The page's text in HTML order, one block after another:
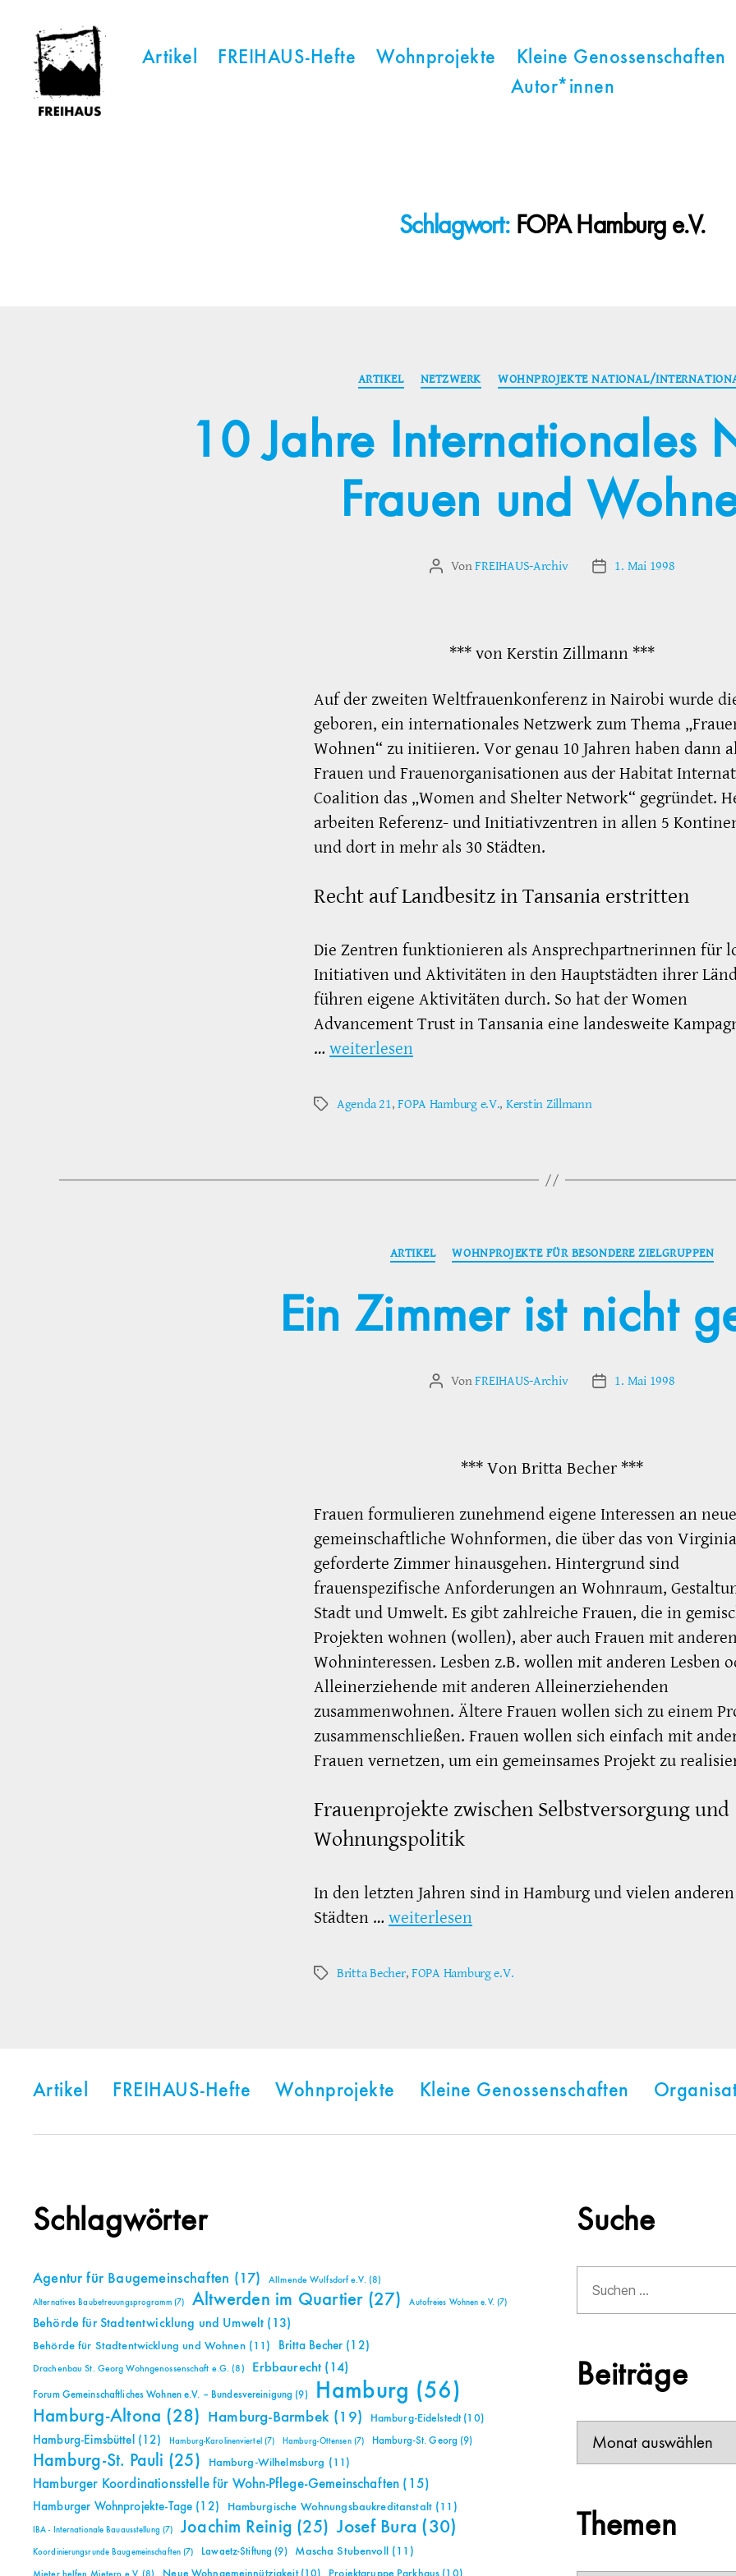
Artikel FREIHAUS-Hefte Wohnprojekte Kleine Genossenschaften
Autor*innen
Schlagwort: FOPA Hamburg e.V.
Kategorien
ARTIKEL NETZWERK WOHNPROJEKTE NATIONAL/
10 Jahre Internationales
Frauen und
Beitragsautor
VonFREIHAUS-Archiv Veröffentlichungsdatum
1. Mai 1998
*** von Kerstin Zillmann ***
Auf der zweiten Weltfrauenkonferenz in Nairobi wurde
geboren, ein internationales Netzwerk zum Thema
Wohnen“ zu initiieren. Vor genau 10 Jahren haben dann
Frauen und Frauenorganisationen aus der Habitat
Coalition das „Women and Shelter Network“ gegründet.
arbeiten Referenz- und Initiativzentren in allen 5
und dort in mehr als 30 Städten.
Recht auf Landbesitz in Tansania erstritten
Die Zentren funktionieren als Ansprechpartnerinnen für
Initiativen und Aktivitäten in den Hauptstädten ihrer
führen eigene Aktivitäten durch. So hat der Women
Advancement Trust in Tansania eine landesweite
… weiterlesen
Schlagwörter
Agenda 21,FOPA Hamburg e.V., Kerstin Zillmann
Kategorien
ARTIKEL WOHNPROJEKTE FÜR BESONDERE ZIELGRUPPEN
Ein Zimmer ist nicht
Beitragsautor
VonFREIHAUS-Archiv Veröffentlichungsdatum
1. Mai 1998
*** Von Britta Becher ***
Frauen formulieren zunehmend eigene Interessen an neue
gemeinschaftliche Wohnformen, die über das von
geforderte Zimmer hinausgehen. Hintergrund sind
frauenspezifische Anforderungen an Wohnraum,
Stadt und Umwelt. Es gibt zahlreiche Frauen, die in
Projekten wohnen (wollen), aber auch Frauen mit
Wohninteressen. Lesben z.B. wollen mit anderen Lesben
Alleinerziehende mit anderen Alleinerziehenden
zusammenwohnen. Ältere Frauen wollen sich zu einem
zusammenschließen. Frauen wollen sich einfach mit
Frauen vernetzen, um ein gemeinsames Projekt zu
Frauenprojekte zwischen Selbstversorgung und
Wohnungspolitik
In den letzten Jahren sind in Hamburg und vielen anderen
Städten … weiterlesen
Schlagwörter
Britta Becher, FOPA Hamburg e.V.
Artikel FREIHAUS-Hefte Wohnprojekte Kleine Genossenschaften
Schlagwörter
Agentur für Baugemeinschaften (17) Allmende Wulfsdorf e.V. (8)
Alternatives Baubetreuungsprogramm(7) Altwerden im Quartier(27) Autofreies Wohnen e.V. (7)
Behörde für Stadtentwicklung und Umwelt (13)
Behörde für Stadtentwicklung und Wohnen(11) Britta Becher (12)
Drachenbau St. Georg Wohngenossenschaft e.G. (8) Erbbaurecht (14)
Forum Gemeinschaftliches Wohnen e.V. – Bundesvereinigung (9) Hamburg (56)
Hamburg-Altona (28) Hamburg-Barmbek (19) Hamburg-Eidelstedt(10)
Hamburg-Eimsbüttel (12) Hamburg-Karolinenviertel (7) Hamburg-Ottensen(7) Hamburg-St. Georg (9)
Hamburg-St. Pauli (25) Hamburg-Wilhelmsburg (11)
Hamburger Koordinationsstelle für Wohn-Pflege-Gemeinschaften (15)
Hamburger Wohnprojekte-Tage (12) Hamburgische Wohnungsbaukreditanstalt (11)
IBA - Internationale Bauausstellung (7) Joachim Reinig (25) Josef Bura (30)
Koordinierungsrunde Baugemeinschaften(7) Lawaetz-Stiftung (9) Mascha Stubenvoll (11)
Neue Wohngemeinnützigkeit(10) Projektgruppe Parkhaus (10)
Suche
nach:
Beiträge
Themen